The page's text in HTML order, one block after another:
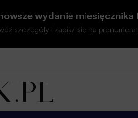
wydanie
szczegóły i zapisz się na